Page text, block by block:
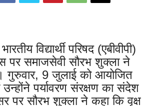
विद्यार्थी परिषद (एबीवीपी)
पर समाजसेवी सौरभ शुक्ला ने
गुरुवार, 9 जुलाई को आयोजित
पर्यावरण संरक्षण का संदेश
पर सौरभ शुक्ला ने कहा कि वृक्ष